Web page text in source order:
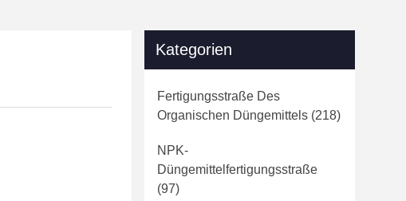
Kategorien
Fertigungsstraße Des
Organischen Düngemittels (218)
NPK-
Düngemittelfertigungsstraße
(97)